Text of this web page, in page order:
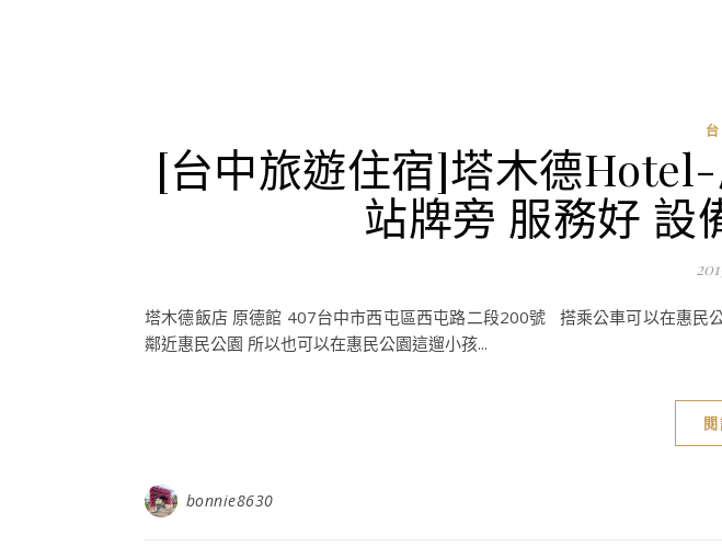
[台中旅遊住宿]塔木德
站牌旁 服務好 設
塔木德飯店 原德館 407台中市西屯區西屯路二段200號 搭乘公車可以在惠民
鄰近惠民公園 所以也可以在惠民公園這遛小孩...
bonnie8630